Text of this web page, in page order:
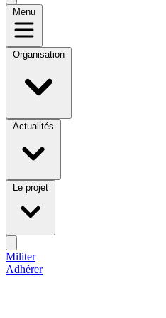
Menu
Organisation
Actualités
Le projet
Militer
Adhérer